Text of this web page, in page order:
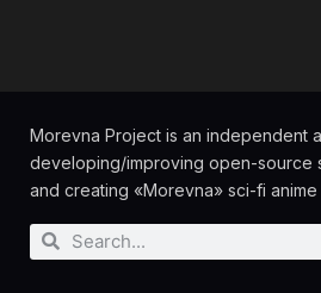
Morevna Project is an independent
developing/improving open-source
and creating «Morevna» sci-fi anime